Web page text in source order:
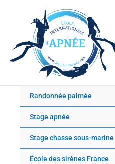
Randonnée palmée
Stage apnée
Stage chasse sous-marine
École des sirènes France